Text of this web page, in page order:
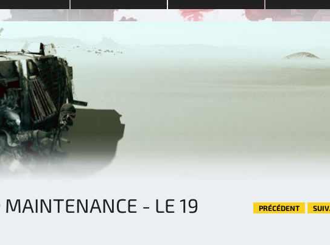
MAINTENANCE - LE 19
PRÉCÉDENT